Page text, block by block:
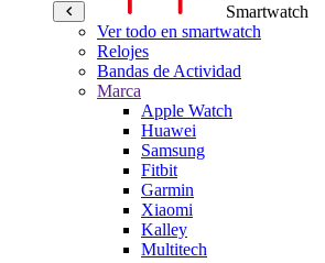
Smartwatch
Ver todo en smartwatch
Relojes
Bandas de Actividad
Marca
Apple Watch
Huawei
Samsung
Fitbit
Garmin
Xiaomi
Kalley
Multitech